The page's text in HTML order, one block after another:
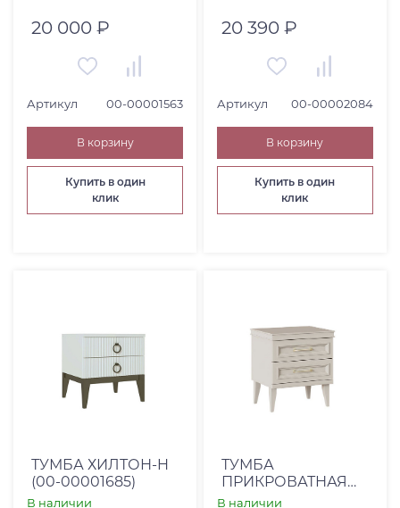
20 000 ₽
Артикул 00-00001563
В корзину
Купить в один
клик
20 390 ₽
Артикул 00-00002084
В корзину
Купить в один
клик
ТУМБА ХИЛТОН-H
(00-00001685)
В наличии
ТУМБА
ПРИКРОВАТНАЯ
ОРЛАНДО-АН -
В наличии